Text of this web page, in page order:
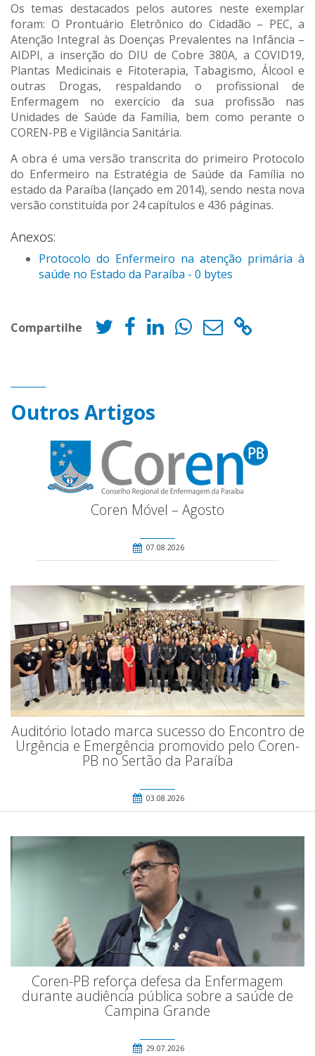
Os temas destacados pelos autores neste exemplar
foram: O Prontuário Eletrônico do Cidadão – PEC, a
Atenção Integral às Doenças Prevalentes na Infância –
AIDPI, a inserção do DIU de Cobre 380A, a COVID19,
Plantas Medicinais e Fitoterapia, Tabagismo, Álcool e
outras Drogas, respaldando o profissional de
Enfermagem no exercício da sua profissão nas
Unidades de Saúde da Família, bem como perante o
COREN-PB e Vigilância Sanitária.
A obra é uma versão transcrita do primeiro Protocolo
do Enfermeiro na Estratégia de Saúde da Família no
estado da Paraíba (lançado em 2014), sendo nesta nova
versão constituída por 24 capítulos e 436 páginas.
Anexos:
Protocolo do Enfermeiro na atenção primária à
saúde no Estado da Paraíba - 0 bytes
Compartilhe
Outros Artigos
Coren Móvel – Agosto
07.08.2026
Auditório lotado marca sucesso do Encontro de
Urgência e Emergência promovido pelo Coren-
PB no Sertão da Paraíba
03.08.2026
Coren-PB reforça defesa da Enfermagem
durante audiência pública sobre a saúde de
Campina Grande
29.07.2026